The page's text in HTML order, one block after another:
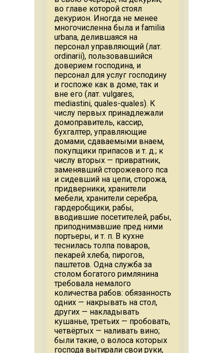
во главе которой стоял
декурион. Иногда не менее
многочисленна была и familia
urbana, делившаяся на
персонал управляющий (лат.
ordinarii), пользовавшийся
доверием господина, и
персонал для услуг господину
и госпоже как в доме, так и
вне его (лат. vulgares,
mediastini, quales-quales). К
числу первых принадлежали
домоправитель, кассир,
бухгалтер, управляющие
домами, сдаваемыми внаем,
покупщики припасов и т. д.; к
числу вторых — привратник,
заменявший сторожевого пса
и сидевший на цепи, сторожа,
придверники, хранители
мебели, хранители серебра,
гардеробщики, рабы,
вводившие посетителей, рабы,
приподнимавшие пред ними
портьеры, и т. п. В кухне
теснилась толпа поваров,
пекарей хлеба, пирогов,
паштетов. Одна служба за
столом богатого римлянина
требовала немалого
количества рабов: обязанность
одних — накрывать на стол,
других — накладывать
кушанье, третьих — пробовать,
четвёртых — наливать вино;
были такие, о волоса которых
господа вытирали свои руки,